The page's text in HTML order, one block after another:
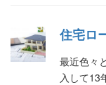
住宅ロ
最近色々
入して13